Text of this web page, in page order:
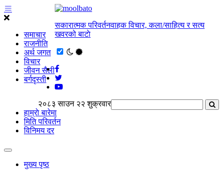
समाचार
राजनीति
अर्थ जगत
विचार
जीवन सैली
बर्गदृस्ती
सकारात्मक परिवर्तनवाहक विचार, कला/साहित्य र सत्य
खवरको बाटाे
२०८३ साउन २२ शुक्रवार
हाम्राे बारेमा
मिति परिवर्तन
विनिमय दर
मुख्य पृष्ठ